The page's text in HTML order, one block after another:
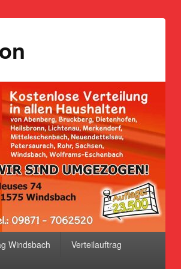
Windsbach Verteilauftrag